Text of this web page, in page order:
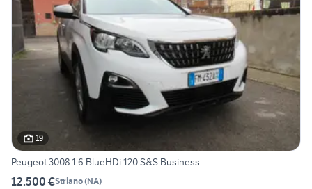
19
Peugeot 3008 1.6 BlueHDi 120 S&S Business
12.500 €Striano(NA)